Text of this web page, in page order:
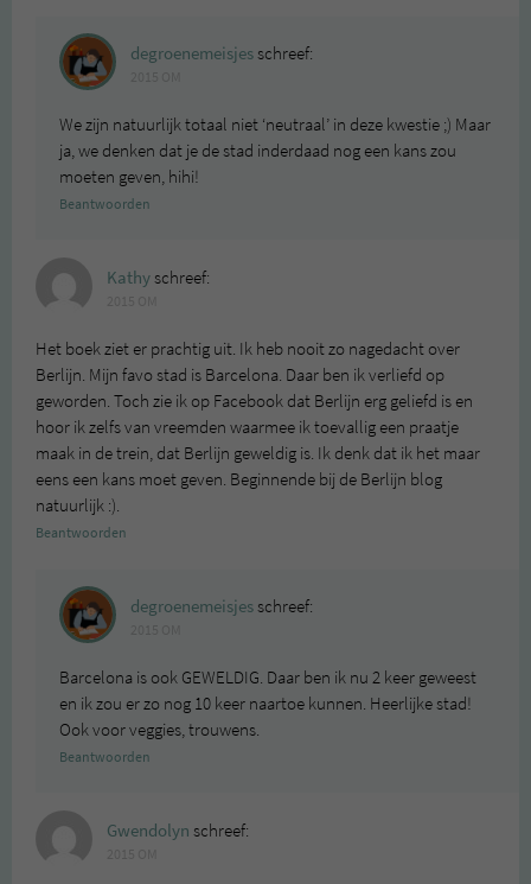
degroenemeisjesschreef:
We zijn natuurlijk totaal niet ‘neutraal’ in deze kwestie ;) Maar
ja, we denken dat je de stad inderdaad nog een kans zou
moeten geven, hihi!
Beantwoorden
Kathyschreef:
Het boek ziet er prachtig uit. Ik heb nooit zo nagedacht over
Berlijn. Mijn favo stad is Barcelona. Daar ben ik verliefd op
geworden. Toch zie ik op Facebook dat Berlijn erg geliefd is en
hoor ik zelfs van vreemden waarmee ik toevallig een praatje
maak in de trein, dat Berlijn geweldig is. Ik denk dat ik het maar
eens een kans moet geven. Beginnende bij de Berlijn blog
natuurlijk :).
Beantwoorden
degroenemeisjesschreef:
Barcelona is ook GEWELDIG. Daar ben ik nu 2 keer geweest
en ik zou er zo nog 10 keer naartoe kunnen. Heerlijke stad!
Ook voor veggies, trouwens.
Beantwoorden
Gwendolyn schreef: